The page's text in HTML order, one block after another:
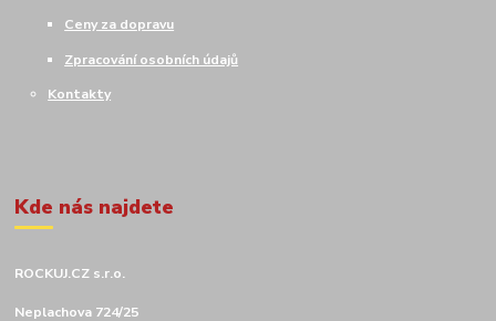
Ceny za dopravu
Zpracování osobních údajů
Kontakty
Kde nás najdete
ROCKUJ.CZ s.r.o.
Neplachova 724/25